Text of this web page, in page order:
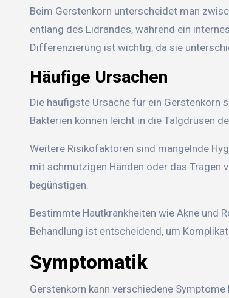
Beim Gerstenkorn unterscheidet man
entlang des Lidrandes, während ein
Differenzierung ist wichtig, da sie
Häufige Ursachen
Die häufigste Ursache für ein Gerstenkorn
Bakterien können leicht in die Talgdrüsen
Weitere Risikofaktoren sind mangelnde
mit schmutzigen Händen oder das Tragen
begünstigen.
Bestimmte Hautkrankheiten wie Akne und
Behandlung ist entscheidend, um
Symptomatik
Gerstenkorn kann verschiedene